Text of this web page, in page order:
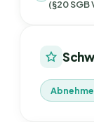
(§20 SGB